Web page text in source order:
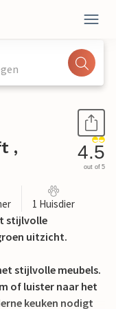
,
4.5
out of 5
1 Huisdier
stijlvolle
uitzicht.
stijlvolle meubels.
of luister naar het
keuken nodigt